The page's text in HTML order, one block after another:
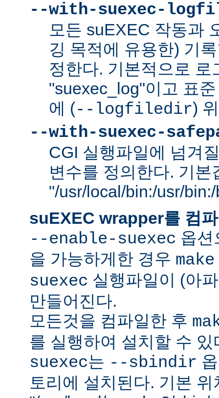
--with-suexec-
모든 suEXEC 작동과
깅 목적에 유용한) 기
정한다. 기본적으로 로
"suexec_log"이고 표
에 (--logfiledir)
--with-suexec-
CGI 실행파일에 넘겨
변수를 정의한다. 기본
"/usr/local/bin:/usr/
suEXEC wrapper를 컴
--enable-suexec 옵션
을 가능하게한 경우 make
suexec 실행파일이 (아
만들어진다.
모든것을 컴파일한 후
를 실행하여 설치할 수
suexec는 --sbindir
토리에 설치된다. 기본 위